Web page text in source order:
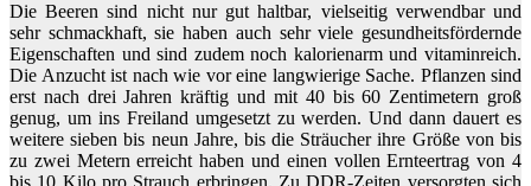
Die Beeren sind nicht nur gut haltbar, vielseitig verwendbar und
sehr schmackhaft, sie haben auch sehr viele gesundheitsfördernde
Eigenschaften und sind zudem noch kalorienarm und vitaminreich.
Die Anzucht ist nach wie vor eine langwierige Sache. Pflanzen sind
erst nach drei Jahren kräftig und mit 40 bis 60 Zentimetern groß
genug, um ins Freiland umgesetzt zu werden. Und dann dauert es
weitere sieben bis neun Jahre, bis die Sträucher ihre Größe von bis
zu zwei Metern erreicht haben und einen vollen Ernteertrag von 4